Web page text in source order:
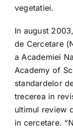
vegetatiei.
In august
de Cercetare
a Academiei
Academy of
standardelor
trecerea in
ultimul review
in cercetare.